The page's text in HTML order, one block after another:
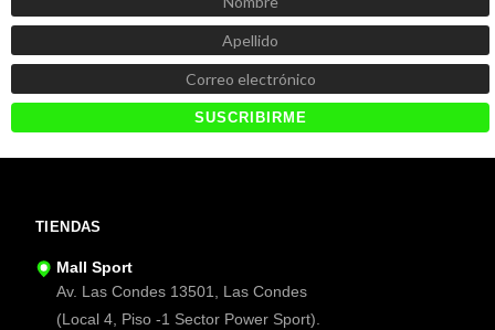
TIENDAS
Mall Sport
Av. Las Condes 13501, Las Condes
(Local 4, Piso -1 Sector Power Sport).